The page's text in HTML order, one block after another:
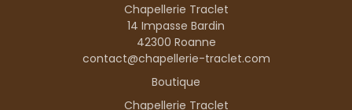
Chapellerie Traclet
14 Impasse Bardin
42300 Roanne
contact@chapellerie-traclet.com
Boutique
Chapellerie Traclet